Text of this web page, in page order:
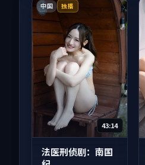
中国 独播
43:14
法医刑侦剧：南国